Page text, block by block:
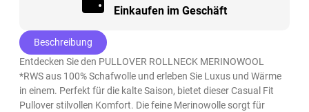
Einkaufen im Geschäft
Beschreibung
Entdecken Sie den PULLOVER ROLLNECK MERINOWOOL
*RWS aus 100% Schafwolle und erleben Sie Luxus und Wärme
in einem. Perfekt für die kalte Saison, bietet dieser Casual Fit
Pullover stilvollen Komfort. Die feine Merinowolle sorgt für